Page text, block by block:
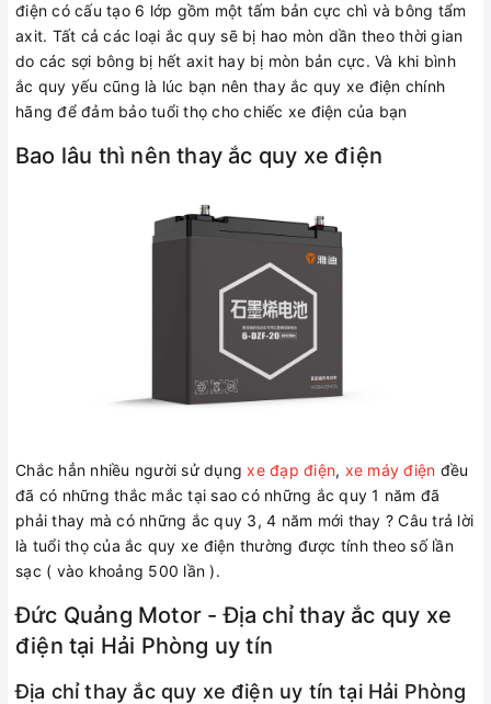
điện có cấu tạo 6 lớp gồm một tấm bản cực chì và bông tẩm
axit. Tất cả các loại ắc quy sẽ bị hao mòn dần theo thời gian
do các sợi bông bị hết axit hay bị mòn bản cực. Và khi bình
ắc quy yếu cũng là lúc bạn nên thay ắc quy xe điện chính
hãng để đảm bảo tuổi thọ cho chiếc xe điện của bạn
Bao lâu thì nên thay ắc quy xe điện
Chắc hẳn nhiều người sử dụng xe đạp điện, xe máy điện đều
đã có những thắc mắc tại sao có những ắc quy 1 năm đã
phải thay mà có những ắc quy 3, 4 năm mới thay ? Câu trả lời
là tuổi thọ của ắc quy xe điện thường được tính theo số lần
sạc ( vào khoảng 500 lần ).
Đức Quảng Motor - Địa chỉ thay ắc quy xe
điện tại Hải Phòng uy tín
Địa chỉ thay ắc quy xe điện uy tín tại Hải Phòng